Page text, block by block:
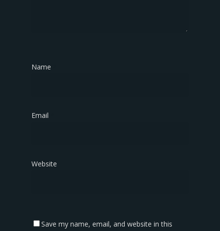
Name
Email
Website
Save my name, email, and website in this